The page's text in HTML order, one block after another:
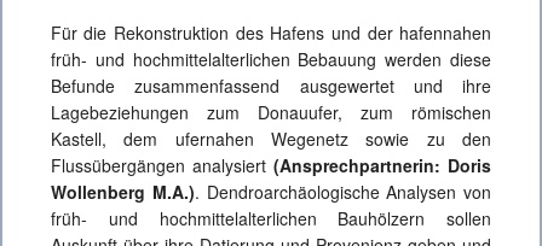
Für die Rekonstruktion des Hafens und der hafennahen
früh- und hochmittelalterlichen Bebauung werden diese
Befunde zusammenfassend ausgewertet und ihre
Lagebeziehungen zum Donauufer, zum römischen
Kastell, dem ufernahen Wegenetz sowie zu den
Flussübergängen analysiert(Ansprechpartnerin: Doris
Wollenberg M.A.). Dendroarchäologische Analysen von
früh- und hochmittelalterlichen Bauhölzern sollen